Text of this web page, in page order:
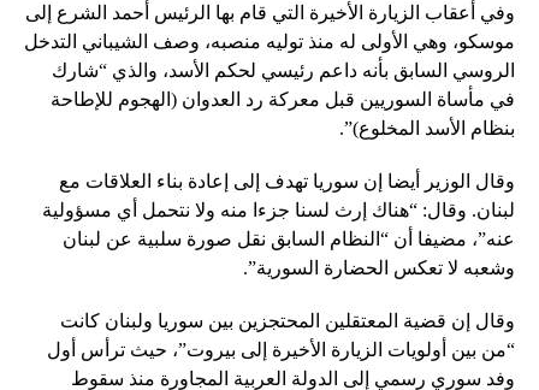
وفي أعقاب الزيارة الأخيرة التي قام بها الرئيس أحمد الشرع إلى
موسكو، وهي الأولى له منذ توليه منصبه، وصف الشيباني التدخل
الروسي السابق بأنه داعم رئيسي لحكم الأسد، والذي “شارك
في مأساة السوريين قبل معركة رد العدوان (الهجوم للإطاحة
بنظام الأسد المخلوع)”.
وقال الوزير أيضا إن سوريا تهدف إلى إعادة بناء العلاقات مع
لبنان. وقال: “هناك إرث لسنا جزءا منه ولا نتحمل أي مسؤولية
عنه”، مضيفا أن “النظام السابق نقل صورة سلبية عن لبنان
وشعبه لا تعكس الحضارة السورية”.
وقال إن قضية المعتقلين المحتجزين بين سوريا ولبنان كانت
“من بين أولويات الزيارة الأخيرة إلى بيروت”، حيث ترأس أول
وفد سوري رسمي إلى الدولة العربية المجاورة منذ سقوط